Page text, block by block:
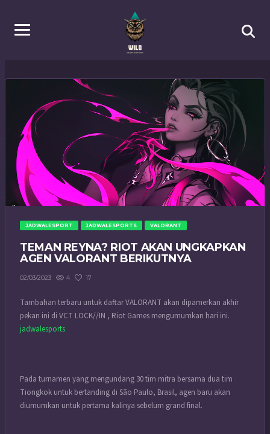
JADWALESPORT JADWALESPORTS VALORANT
TEMAN REYNA? RIOT AKAN UNGKAPKAN
AGEN VALORANT BERIKUTNYA
02/03/2023 4 17
Tambahan terbaru untuk daftar VALORANT akan dipamerkan akhir
pekan ini di VCT LOCK//IN , Riot Games mengumumkan hari ini.
jadwalesports
Pada turnamen yang mengundang 30 tim mitra bersama dua tim
Tiongkok untuk bertanding di São Paulo, Brasil, agen baru akan
diumumkan untuk pertama kalinya sebelum grand final.